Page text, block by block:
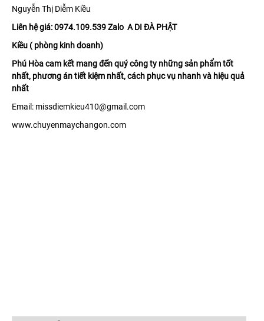
Nguyễn Thị Diễm Kiều
Liên hệ giá: 0974.109.539 Zalo A DI ĐÀ PHẬT
Kiều ( phòng kinh doanh)
Phú Hòa cam kết mang đến quý công ty những sản phẩm tốt
nhất, phương án tiết kiệm nhất, cách phục vụ nhanh và hiệu quả
nhất
Email: missdiemkieu410@gmail.com
www.chuyenmaychangon.com